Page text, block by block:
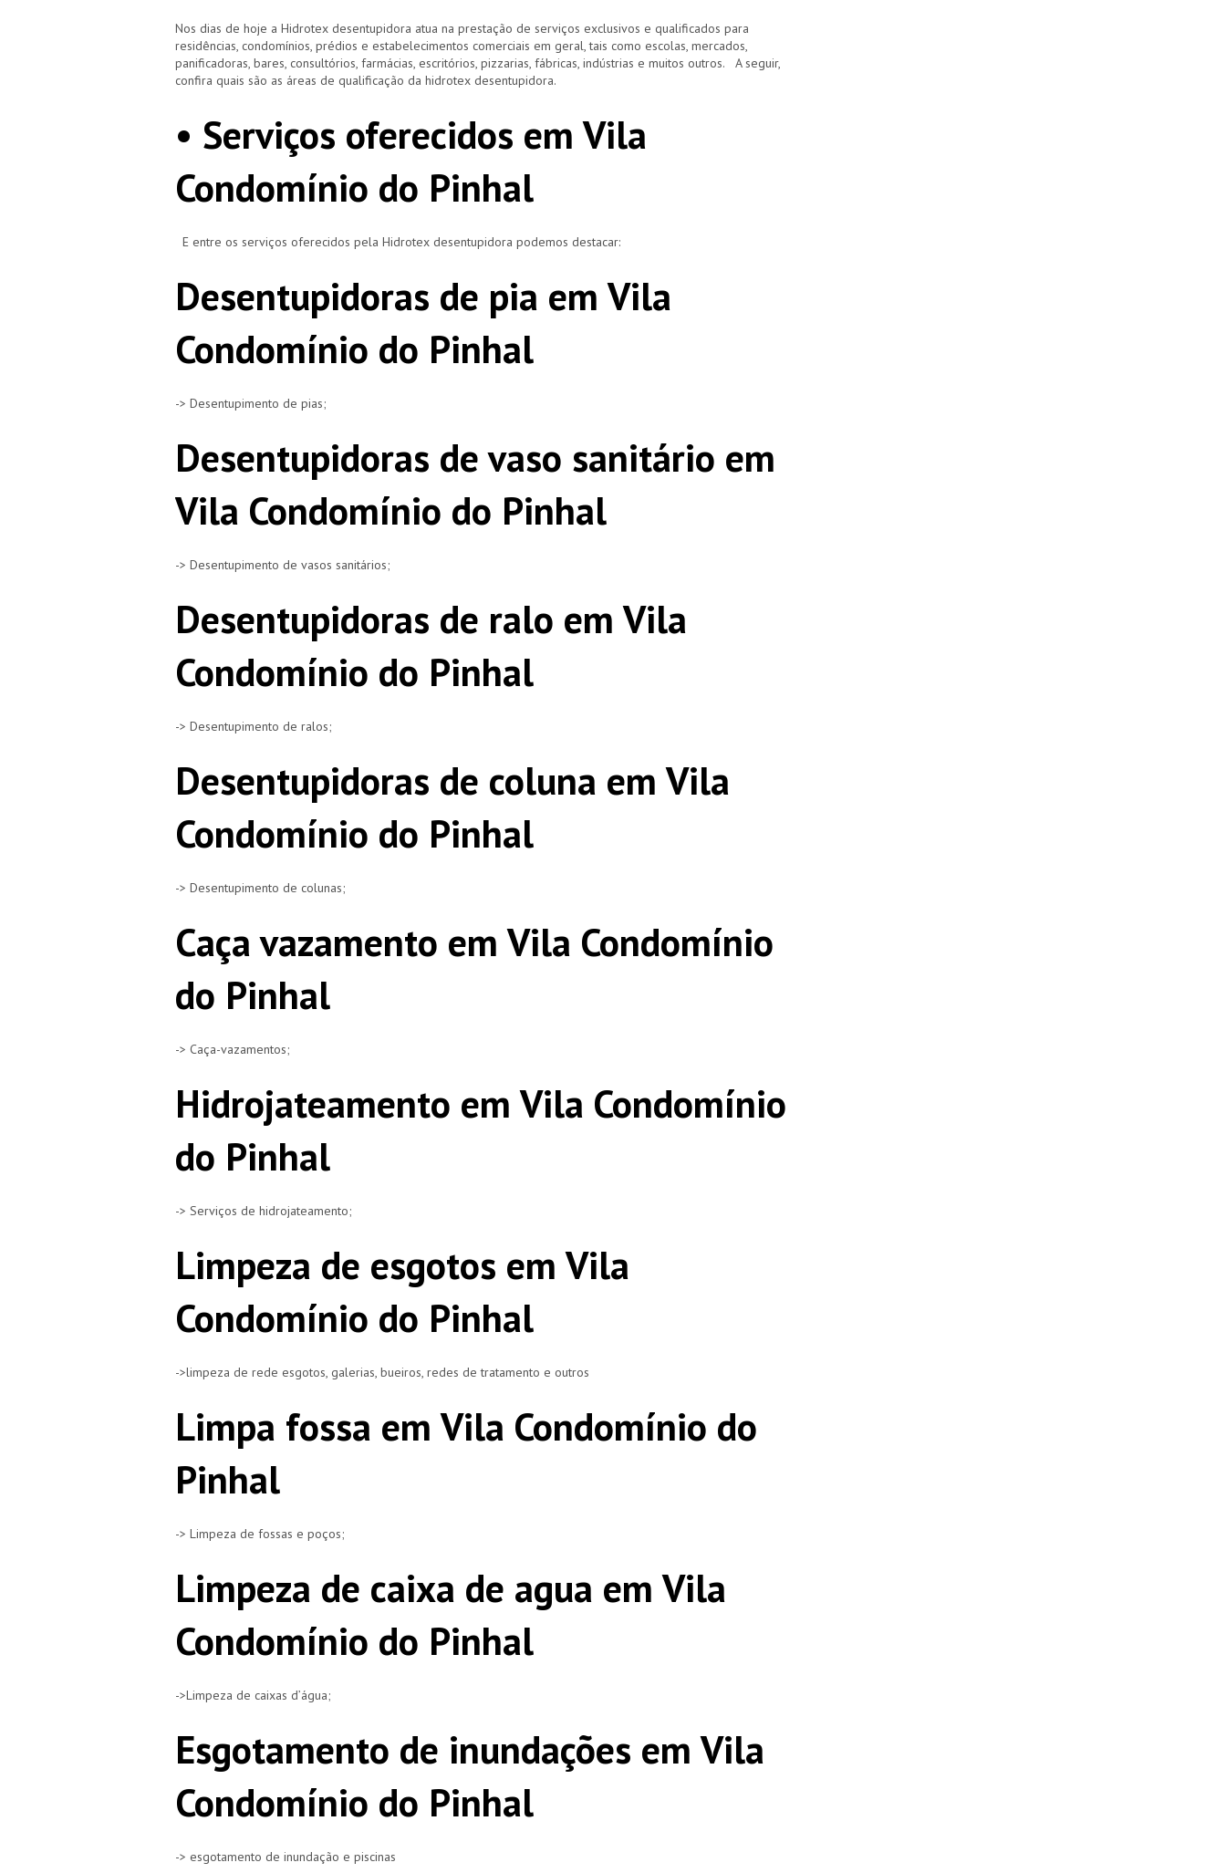
Nos dias de hoje a Hidrotex desentupidora atua na prestação de serviços exclusivos e qualificados para
residências, condomínios, prédios e estabelecimentos comerciais em geral, tais como escolas, mercados,
panificadoras, bares, consultórios, farmácias, escritórios, pizzarias, fábricas, indústrias e muitos outros. A seguir,
confira quais são as áreas de qualificação da hidrotex desentupidora.
• Serviços oferecidos em Vila
Condomínio do Pinhal
E entre os serviços oferecidos pela Hidrotex desentupidora podemos destacar:
Desentupidoras de pia em Vila
Condomínio do Pinhal
-> Desentupimento de pias;
Desentupidoras de vaso sanitário em
Vila Condomínio do Pinhal
-> Desentupimento de vasos sanitários;
Desentupidoras de ralo em Vila
Condomínio do Pinhal
-> Desentupimento de ralos;
Desentupidoras de coluna em Vila
Condomínio do Pinhal
-> Desentupimento de colunas;
Caça vazamento em Vila Condomínio
do Pinhal
-> Caça-vazamentos;
Hidrojateamento em Vila Condomínio
do Pinhal
-> Serviços de hidrojateamento;
Limpeza de esgotos em Vila
Condomínio do Pinhal
->limpeza de rede esgotos, galerias, bueiros, redes de tratamento e outros
Limpa fossa em Vila Condomínio do
Pinhal
-> Limpeza de fossas e poços;
Limpeza de caixa de agua em Vila
Condomínio do Pinhal
->Limpeza de caixas d’água;
Esgotamento de inundações em Vila
Condomínio do Pinhal
-> esgotamento de inundação e piscinas